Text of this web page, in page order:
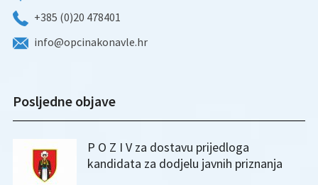
+385 (0)20 478401
info@opcinakonavle.hr
Posljedne objave
P O Z I V za dostavu prijedloga
kandidata za dodjelu javnih priznanja